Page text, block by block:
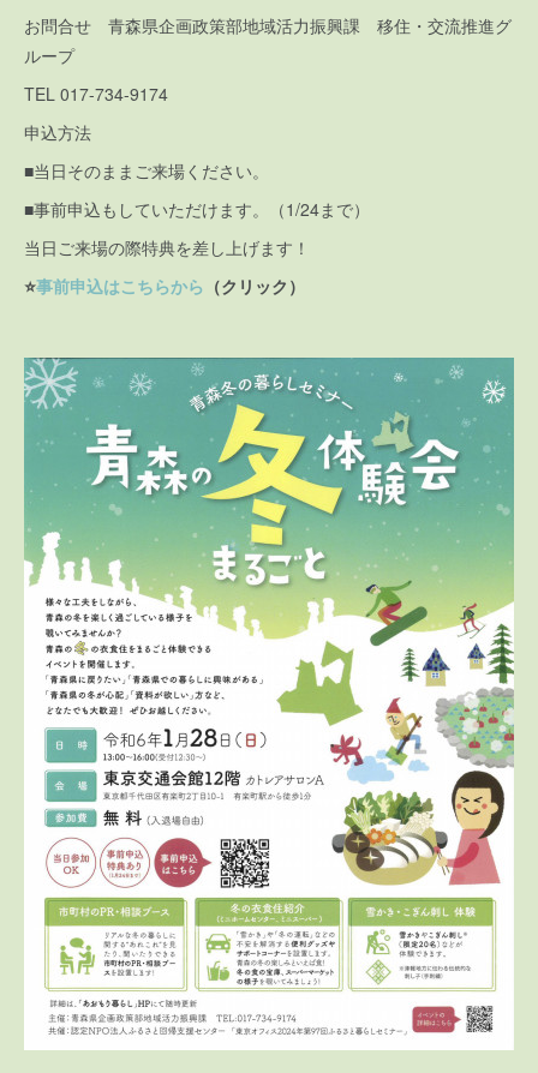
お問合せ 青森県企画政策部地域活力振興課 移住・交流推進グ
ループ
TEL 017-734-9174
申込方法
■当日そのままご来場ください。
■事前申込もしていただけます。（1/24まで）
当日ご来場の際特典を差し上げます！
⭐️事前申込はこちらから （クリック）